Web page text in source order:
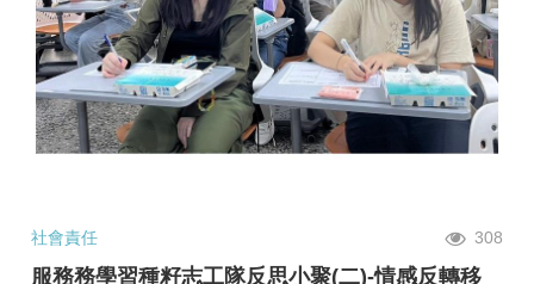
社會責任 308
服務務學習種籽志工隊反思小聚(二)-情感反轉移